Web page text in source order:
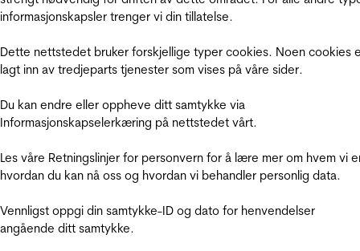
informasjonskapsler trenger vi din tillatelse.
Dette nettstedet bruker forskjellige typer cookies. Noen cookies
lagt inn av tredjeparts tjenester som vises på våre sider.
Du kan endre eller oppheve ditt samtykke via
Informasjonskapselerkæring på nettstedet vårt.
Les våre Retningslinjer for personvern for å lære mer om hvem vi
hvordan du kan nå oss og hvordan vi behandler personlig data.
Vennligst oppgi din samtykke-ID og dato for henvendelser
angående ditt samtykke.